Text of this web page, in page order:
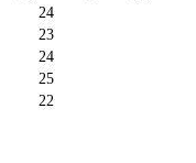
24
23
24
25
22